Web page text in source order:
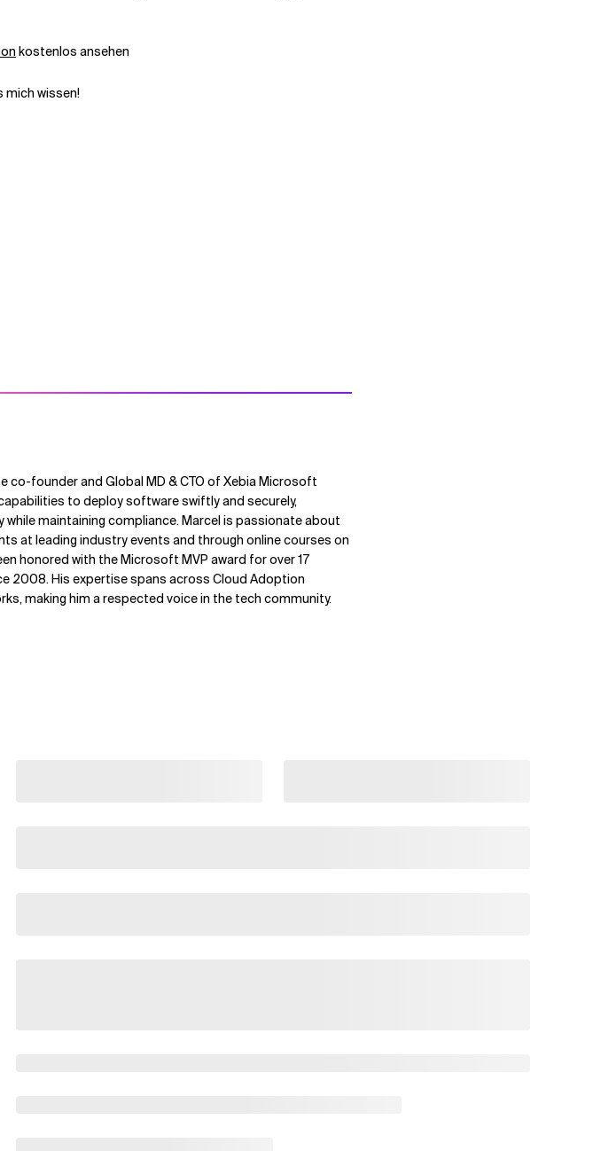
kostenlos ansehen
mich wissen!
co-founder and Global MD & CTO of Xebia Microsoft
to deploy software swiftly and securely,
maintaining compliance. Marcel is passionate about
at leading industry events and through online courses on
honored with the Microsoft MVP award for over 17
2008. His expertise spans across Cloud Adoption
making him a respected voice in the tech community.